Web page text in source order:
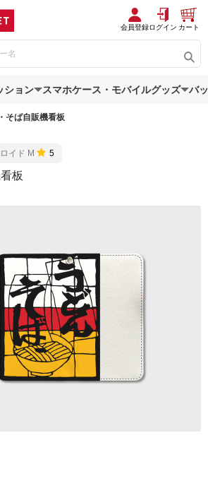
会員登録ログイン カート
ション スマホケース・モバイルグッズ バ
そば自販機看板
イド M 5
板